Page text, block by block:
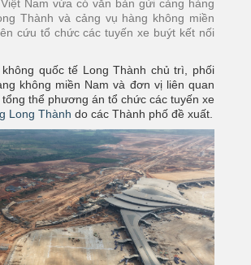
Nam vừa có văn bản gửi cảng hàng
Thành và cảng vụ hàng không miền
cứu tổ chức các tuyến xe buýt kết nối
quốc tế Long Thành chủ trì, phối
không miền Nam và đơn vị liên quan
thể phương án tổ chức các tuyến xe
Long Thành do các Thành phố đề xuất.